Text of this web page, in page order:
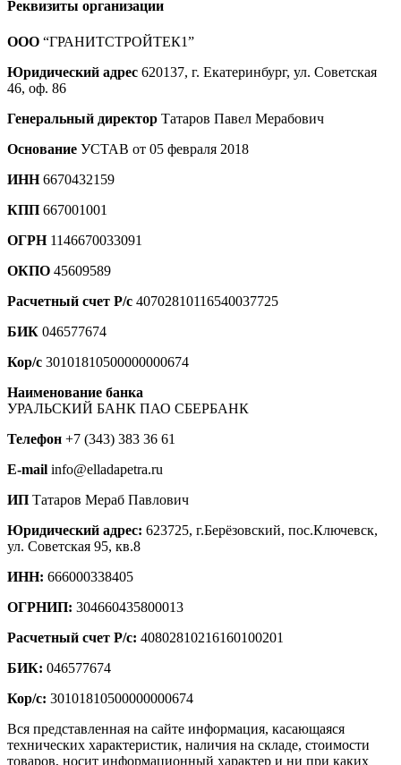
Реквизиты организации
ООО “ГРАНИТСТРОЙТЕК1”
Юридический адрес 620137, г. Екатеринбург, ул. Советская
46, оф. 86
Генеральный директор Татаров Павел Мерабович
Основание УСТАВ от 05 февраля 2018
ИНН6670432159
КПП 667001001
ОГРН 1146670033091
ОКПО 45609589
Расчетный счет Р/с 40702810116540037725
БИК 046577674
Кор/с 30101810500000000674
Наименование банка
УРАЛЬСКИЙ БАНК ПАО СБЕРБАНК
Телефон +7 (343) 383 36 61
E-mail info@elladapetra.ru
ИП Татаров Мераб Павлович
Юридический адрес: 623725, г.Берёзовский, пос.Ключевск,
ул. Советская 95, кв.8
ИНН: 666000338405
ОГРНИП: 304660435800013
Расчетный счет Р/с: 40802810216160100201
БИК: 046577674
Кор/с: 30101810500000000674
Вся представленная на сайте информация, касающаяся
технических характеристик, наличия на складе, стоимости
товаров, носит информационный характер и ни при каких